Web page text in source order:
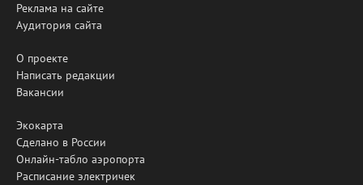
Реклама на сайте
Аудитория сайта
О проекте
Написать редакции
Вакансии
Экокарта
Сделано в России
Онлайн-табло аэропорта
Расписание электричек